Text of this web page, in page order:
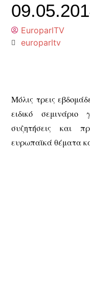
EuroparlTV
europarltv
Μόλις τρεις
ειδικό
συζητήσεις και
ευρωπαϊκά θέματα